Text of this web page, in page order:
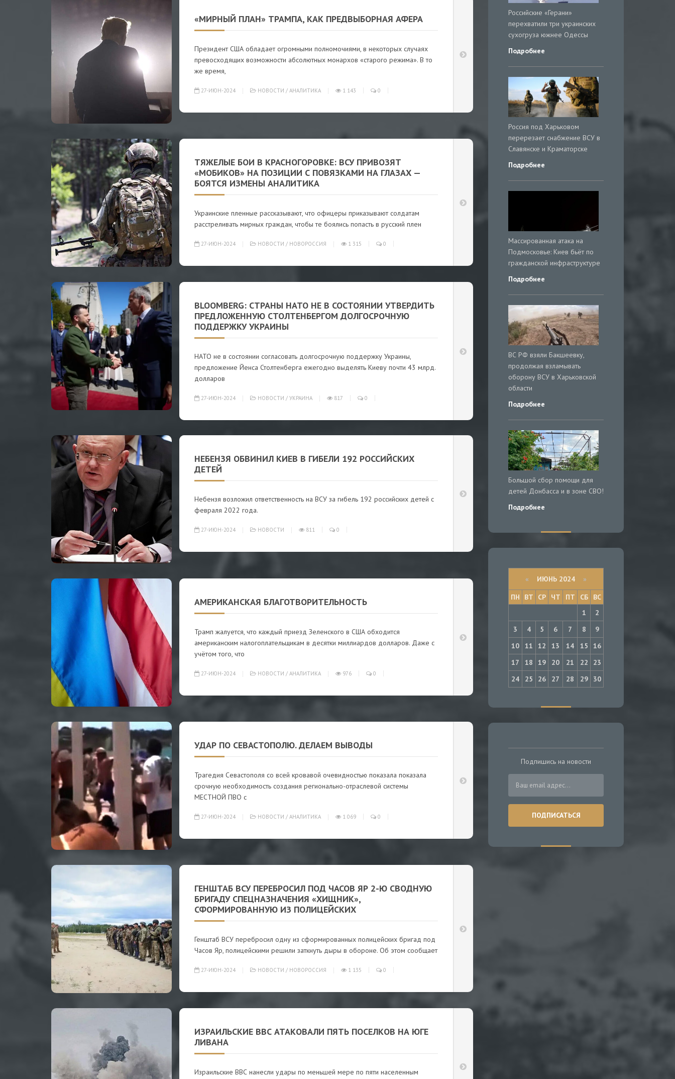
«МИРНЫЙ ПЛАН» ТРАМПА, КАК ПРЕДВЫБОРНАЯ АФЕРА
Президент США обладает огромными полномочиями, в некоторых случаях
превосходящих возможности абсолютных монархов «старого режима». В то
же время,
27-ИЮН-2024 НОВОСТИ / АНАЛИТИКА 1 143 0
ТЯЖЕЛЫЕ БОИ В КРАСНОГОРОВКЕ: ВСУ ПРИВОЗЯТ
«МОБИКОВ» НА ПОЗИЦИИ С ПОВЯЗКАМИ НА ГЛАЗАХ —
БОЯТСЯ ИЗМЕНЫ АНАЛИТИКА
Украинские пленные рассказывают, что офицеры приказывают солдатам
расстреливать мирных граждан, чтобы те боялись попасть в русский плен
27-ИЮН-2024 НОВОСТИ / НОВОРОССИЯ 1 315 0
BLOOMBERG: СТРАНЫ НАТО НЕ В СОСТОЯНИИ УТВЕРДИТЬ
ПРЕДЛОЖЕННУЮ СТОЛТЕНБЕРГОМ ДОЛГОСРОЧНУЮ
ПОДДЕРЖКУ УКРАИНЫ
НАТО не в состоянии согласовать долгосрочную поддержку Украины,
предложение Йенса Столтенберга ежегодно выделять Киеву почти 43 млрд.
долларов
27-ИЮН-2024 НОВОСТИ / УКРАИНА 817 0
НЕБЕНЗЯ ОБВИНИЛ КИЕВ В ГИБЕЛИ 192 РОССИЙСКИХ
ДЕТЕЙ
Небензя возложил ответственность на ВСУ за гибель 192 российских детей с
февраля 2022 года.
27-ИЮН-2024 НОВОСТИ 811 0
АМЕРИКАНСКАЯ БЛАГОТВОРИТЕЛЬНОСТЬ
Трамп жалуется, что каждый приезд Зеленского в США обходится
американским налогоплательщикам в десятки миллиардов долларов. Даже с
учётом того, что
27-ИЮН-2024 НОВОСТИ / АНАЛИТИКА 976 0
УДАР ПО СЕВАСТОПОЛЮ. ДЕЛАЕМ ВЫВОДЫ
Трагедия Севастополя со всей кровавой очевидностью показала показала
срочную необходимость создания регионально-отраслевой системы
МЕСТНОЙ ПВО с
27-ИЮН-2024 НОВОСТИ / АНАЛИТИКА 1 069 0
ГЕНШТАБ ВСУ ПЕРЕБРОСИЛ ПОД ЧАСОВ ЯР 2-Ю СВОДНУЮ
БРИГАДУ СПЕЦНАЗНАЧЕНИЯ «ХИЩНИК»,
СФОРМИРОВАННУЮ ИЗ ПОЛИЦЕЙСКИХ
Генштаб ВСУ перебросил одну из сформированных полицейских бригад под
Часов Яр, полицейскими решили заткнуть дыры в обороне. Об этом сообщает
27-ИЮН-2024 НОВОСТИ / НОВОРОССИЯ 1 135 0
ИЗРАИЛЬСКИЕ ВВС АТАКОВАЛИ ПЯТЬ ПОСЕЛКОВ НА ЮГЕ
ЛИВАНА
Израильские ВВС нанесли удары по меньшей мере по пяти населенным
Российские «Герани»
перехватили три украинских
сухогруза южнее Одессы
Подробнее
Россия под Харьковом
перерезает снабжение ВСУ в
Славянске и Краматорске
Подробнее
Массированная атака на
Подмосковье: Киев бьёт по
гражданской инфраструктуре
Подробнее
ВС РФ взяли Бакшеевку,
продолжая взламывать
оборону ВСУ в Харьковской
области
Подробнее
Большой сбор помощи для
детей Донбасса и в зоне СВО!
Подробнее
« ИЮНЬ 2024 »
ПН
ВТ СР ЧТ ПТ СБ
ВС
1
2
3
4 5 6 7 8
9
10
11 12 13 14 15
16
17
18 19 20 21 22
23
24
25 26 27 28 29 30
Подпишись на новости